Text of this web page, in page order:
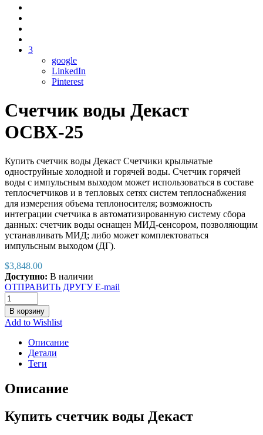
3
google
LinkedIn
Pinterest
Счетчик воды Декаст
ОСВХ-25
Купить счетчик воды Декаст Счетчики крыльчатые
одноструйные холодной и горячей воды. Счетчик горячей
воды с импульсным выходoм может использоваться в составе
теплосчетчиков и в тепловых сетях систем теплоснабжения
для измерения объема теплоносителя; возможность
интеграции счетчика в автоматизированную систему сбора
данных: счетчик воды оснащен МИД-сенсором, позволяющим
устанавливать МИД; либо может комплектоваться
импульсным выходом (ДГ).
$3,848.00
Доступно: В наличии
ОТПРАВИТЬ ДРУГУ E-mail
В корзину
Add to Wishlist
Описание
Детали
Теги
Описание
Купить счетчик воды Декаст